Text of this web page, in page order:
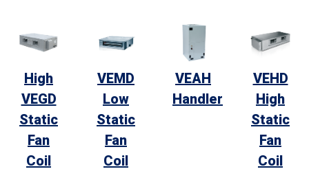
High
VEGD
Static
Fan
Coil
VEMD
Low
Static
Fan
Coil
VEAH
Handler
VEHD
High
Static
Fan
Coil